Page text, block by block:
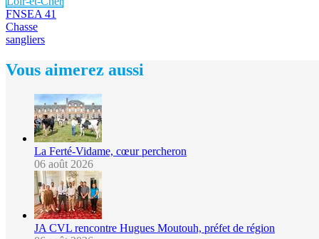
FNSEA 41
Chasse
sangliers
Vous aimerez aussi
La Ferté-Vidame, cœur percheron
06 août 2026
JA CVL rencontre Hugues Moutouh, préfet de région